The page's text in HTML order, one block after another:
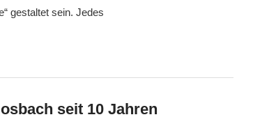
gestaltet sein. Jedes
seit 10 Jahren